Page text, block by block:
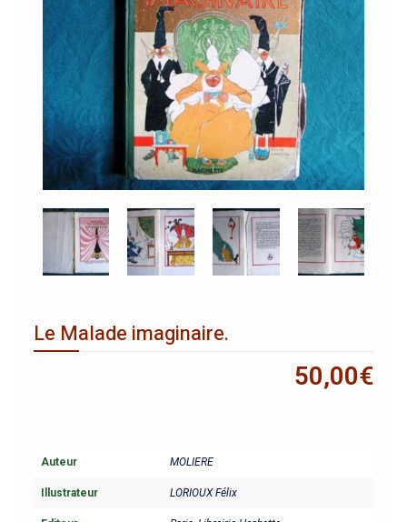
Le Malade imaginaire.
50,00€
Auteur MOLIERE
Illustrateur LORIOUX Félix